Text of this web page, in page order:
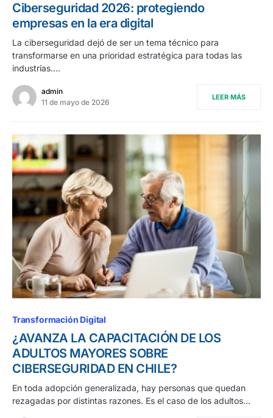
Ciberseguridad 2026: protegiendo
empresas en la era digital
La ciberseguridad dejó de ser un tema técnico para
transformarse en una prioridad estratégica para todas las
industrias.…
admin
11 de mayo de 2026
LEER MÁS
Transformación Digital
¿AVANZA LA CAPACITACIÓN DE LOS
ADULTOS MAYORES SOBRE
CIBERSEGURIDAD EN CHILE?
En toda adopción generalizada, hay personas que quedan
rezagadas por distintas razones. Es el caso de los adultos…